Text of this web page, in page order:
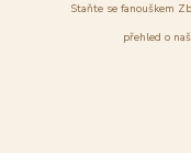
Staňte se fanouškem
přehled o